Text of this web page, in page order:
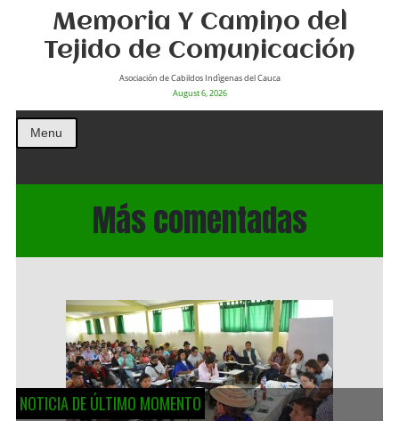
Memoria Y Camino del
Tejido de Comunicación
Asociación de Cabildos Indìgenas del Cauca
August 6, 2026
Menu
Más comentadas
NOTICIA DE ÚLTIMO MOMENTO